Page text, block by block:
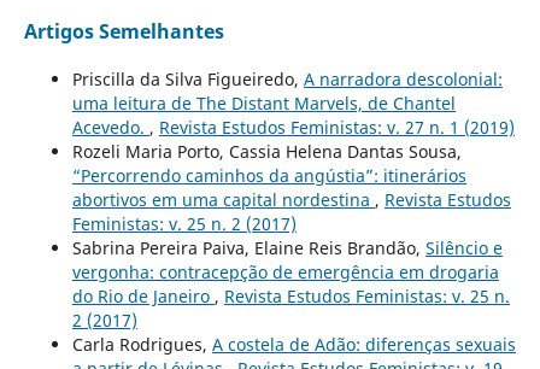
Artigos Semelhantes
Priscilla da Silva Figueiredo, A narradora descolonial:
uma leitura de The Distant Marvels, de Chantel
Acevedo. , Revista Estudos Feministas: v. 27 n. 1 (2019)
Rozeli Maria Porto, Cassia Helena Dantas Sousa,
“Percorrendo caminhos da angústia”: itinerários
abortivos em uma capital nordestina , Revista Estudos
Feministas: v. 25 n. 2 (2017)
Sabrina Pereira Paiva, Elaine Reis Brandão, Silêncio e
vergonha: contracepção de emergência em drogaria
do Rio de Janeiro , Revista Estudos Feministas: v. 25 n.
2 (2017)
Carla Rodrigues, A costela de Adão: diferenças sexuais